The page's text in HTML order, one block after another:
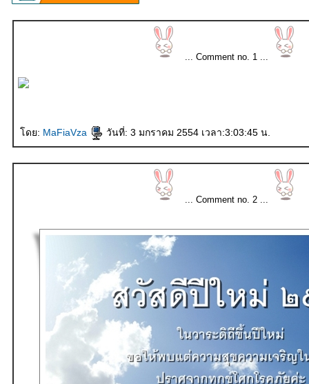
... Comment no. 1 ...
ดย: MaFiaVza วันที่: 3 มกราคม 2554 เวลา:3:03:45 น.
... Comment no. 2 ...